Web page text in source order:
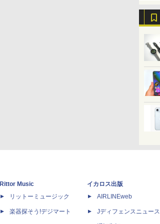
Rittor Music
リットーミュージック
楽器探そう!デジマート
イカロス出版
AIRLINEweb
Jディフェンスニュース